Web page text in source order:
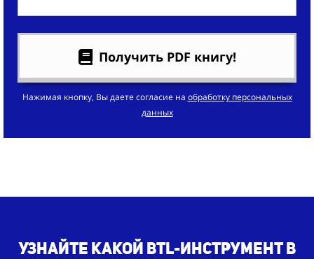
Получить PDF книгу!
Нажимая кнопку, Вы даете согласие на обработку персональных
данных
Узнайте какой BTL-инструмент в